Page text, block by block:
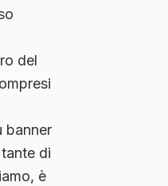
del
banner
di
è